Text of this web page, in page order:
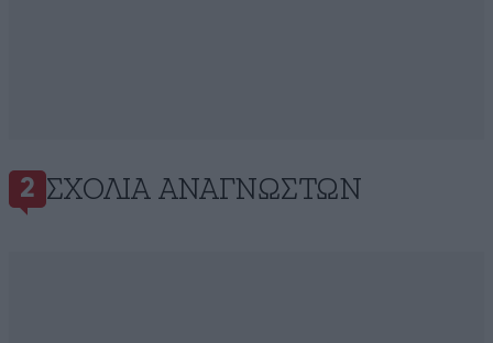
2 ΣΧΌΛΙΑ ΑΝΑΓΝΩΣΤΏΝ